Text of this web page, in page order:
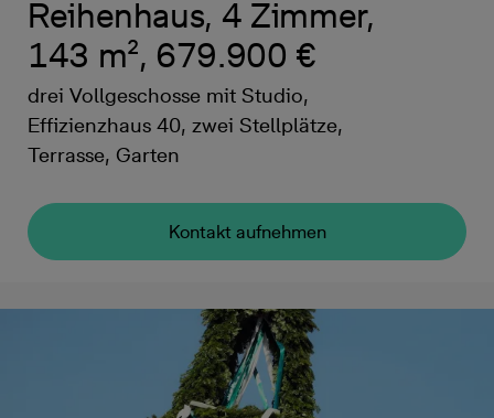
Reihenhaus, 4 Zimmer,
143 m², 679.900 €
drei Vollgeschosse mit Studio,
Effizienzhaus 40, zwei Stellplätze,
Terrasse, Garten
Kontakt aufnehmen